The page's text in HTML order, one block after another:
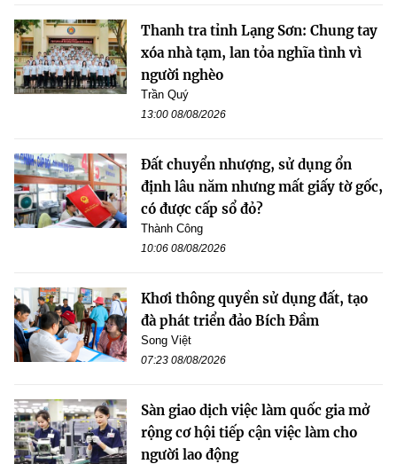
Thanh tra tỉnh Lạng Sơn: Chung tay
xóa nhà tạm, lan tỏa nghĩa tình vì
người nghèo
Trần Quý
13:00 08/08/2026
Đất chuyển nhượng, sử dụng ổn
định lâu năm nhưng mất giấy tờ gốc,
có được cấp sổ đỏ?
Thành Công
10:06 08/08/2026
Khơi thông quyền sử dụng đất, tạo
đà phát triển đảo Bích Đầm
Song Việt
07:23 08/08/2026
Sàn giao dịch việc làm quốc gia mở
rộng cơ hội tiếp cận việc làm cho
người lao động